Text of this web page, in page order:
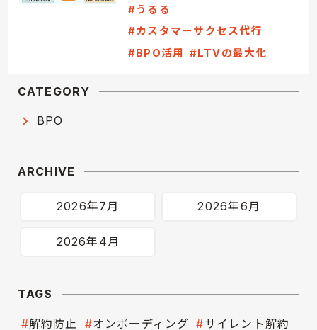
#うるる
#カスタマーサクセス代行
#BPO活用
#LTVの最大化
CATEGORY
BPO
ARCHIVE
2026年7月 2026年6月
2026年4月
TAGS
解約防止 オンボーディング
サイレント解約